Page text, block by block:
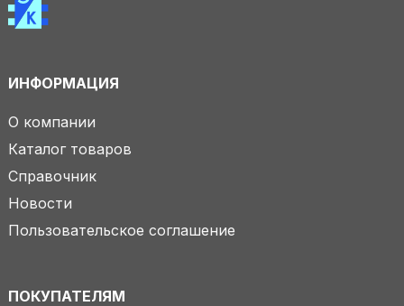
ИНФОРМАЦИЯ
О компании
Каталог товаров
Справочник
Новости
Пользовательское соглашение
ПОКУПАТЕЛЯМ